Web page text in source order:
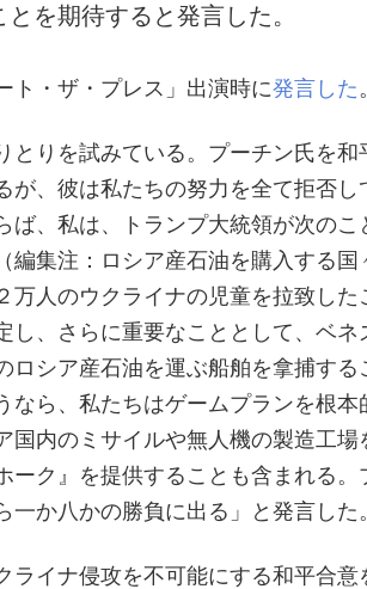
を期待すると発言した。
ト・ザ・プレス」出演時に発言した
とりを試みている。プーチン氏を和
が、彼は私たちの努力を全て拒否し
ば、私は、トランプ大統領が次のこ
編集注：ロシア産石油を購入する国
万人のウクライナの児童を拉致した
し、さらに重要なこととして、ベネ
ロシア産石油を運ぶ船舶を拿捕する
なら、私たちはゲームプランを根本
国内のミサイルや無人機の製造工場
ーク』を提供することも含まれる。
一か八かの勝負に出る」と発言した
ライナ侵攻を不可能にする和平合意